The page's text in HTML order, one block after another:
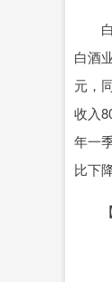
白
白酒
元，
收入
年一
比下
【